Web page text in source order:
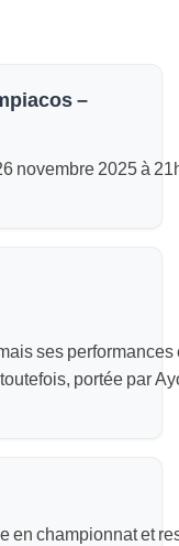
–
novembre 2025 à
ses
portée par
en championnat et